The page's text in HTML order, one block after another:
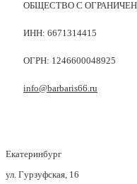
ОБЩЕСТВО С
ИНН: 6671314415
ОГРН: 1246600048925
info@barbaris66.ru
Екатеринбург
ул. Гурзуфская, 16